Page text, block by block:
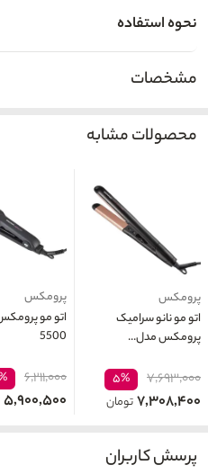
نحوه استفاده
مشخصات
محصولات مشابه
پرومکس
اتو مو نانو سرامیک
پرومکس مدل...
۷,۶۹۳,۰۰۰ ۵%
۷,۳۰۸,۴۰۰تومان
پرومکس
اتو مو
5500
۶,۲۱۱,۰۰۰
۵,۹۰۰,۵۰۰
پرسش کاربران